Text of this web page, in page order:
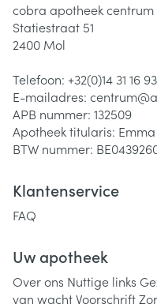
cobra apotheek centrum
Statiestraat 51
2400 Mol
Telefoon: +32(0)14 31 16 93
E-mailadres: centrum@
APB nummer: 132509
Apotheek titularis:
BTW nummer:
Klantenservice
FAQ
Uw apotheek
Over ons Nuttige links
van wachtVoorschrift